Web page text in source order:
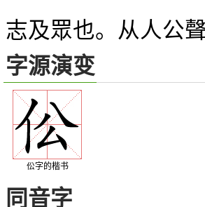
志及眾也。从人公
字源演变
伀字的楷书
同音字